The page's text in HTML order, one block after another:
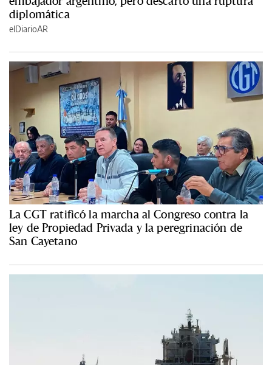
diplomática
elDiarioAR
La CGT ratificó la marcha al Congreso contra la
ley de Propiedad Privada y la peregrinación de
San Cayetano